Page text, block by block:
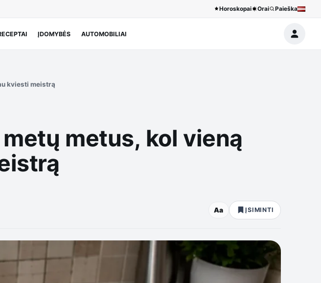
Horoskopai Orai Paieška
ĮDOMYBĖS AUTOMOBILIAI
kviesti meistrą
metus, kol vieną
Aa ĮSIMINTI